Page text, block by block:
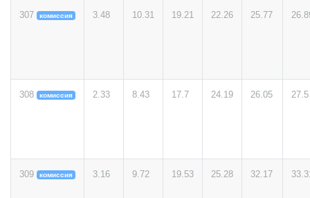
307 комиссия 3.48 10.31 19.21 22.26 25.77
308 комиссия 2.33 8.43 17.7 24.19 26.05 27.5
309 комиссия 3.16 9.72 19.53 25.28 32.17